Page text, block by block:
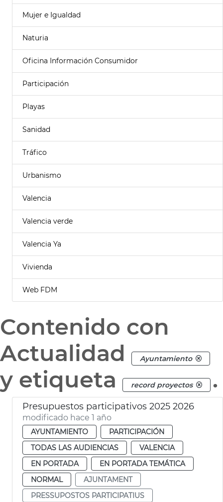
Mujer e Igualdad
Naturia
Oficina Información Consumidor
Participación
Playas
Sanidad
Tráfico
Urbanismo
Valencia
Valencia verde
Valencia Ya
Vivienda
Web FDM
Contenido con
Actualidad
Ayuntamiento
y etiqueta record proyectos .
Presupuestos participativos 2025 2026
modificado hace 1 año
AYUNTAMIENTO
PARTICIPACIÓN
TODAS LAS AUDIENCIAS
VALENCIA
EN PORTADA
EN PORTADA TEMÁTICA
NORMAL
AJUNTAMENT
PRESSUPOSTOS PARTICIPATIUS